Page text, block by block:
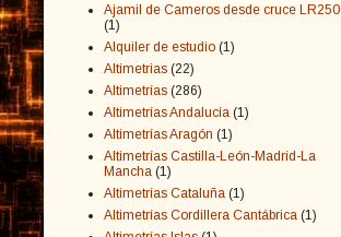
Ajamil de Cameros desde cruce LR250
(1)
Alquiler de estudio (1)
Altimetrias (22)
Altimetrías (286)
Altimetrías Andalucía (1)
Altimetrías Aragón (1)
Altimetrías Castilla-León-Madrid-La
Mancha (1)
Altimetrías Cataluña (1)
Altimetrías Cordillera Cantábrica (1)